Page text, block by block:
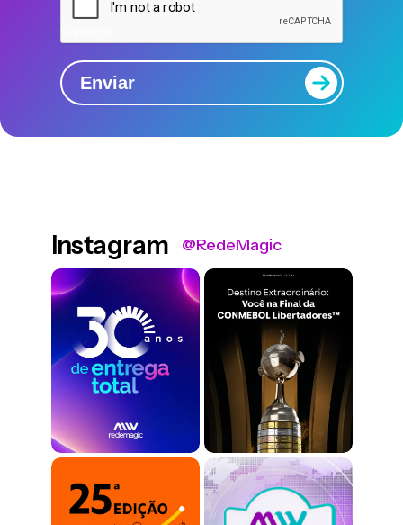
Enviar
Instagram @RedeMagic